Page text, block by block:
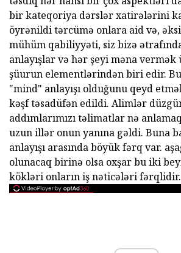
bir kateqoriya dərslər xatirələrini
öyrənildi tərcümə onlara aid və,
mühüm qabiliyyəti, siz bizə
anlayışlar və hər şeyi məna
şüurun elementlərindən biri edir.
"mind" anlayışı olduğunu qeyd
kəşf təsadüfən edildi. Alimlər
addımlarımızı təlimatlar nə
uzun illər onun yanına gəldi. Buna
anlayışı arasında böyük fərq var.
olunacaq birinə olsa oxşar bu iki
kökləri onların iş nəticələri fərqlidir.